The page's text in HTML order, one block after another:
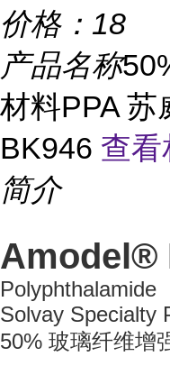
价格： 18
产品名称
材料PPA 苏
BK946 查
简介
Amodel®
Polyphthalamide
Solvay Specialty
50% 玻璃纤维增